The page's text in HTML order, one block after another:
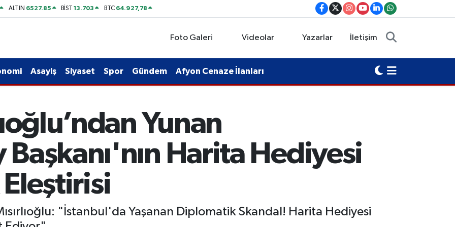
ALTIN 6527.85 BİST13.703 BTC 64.927,78
Foto Galeri Videolar Yazarlar İletişim
Asayiş Siyaset Spor Gündem Afyon Cenaze İlanları
Yunan
Harita Hediyesi
"İstanbul'da Yaşanan Diplomatik Skandal! Harita Hediyesi